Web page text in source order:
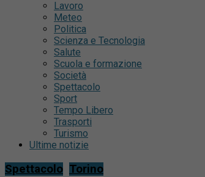
Lavoro
Meteo
Politica
Scienza e Tecnologia
Salute
Scuola e formazione
Società
Spettacolo
Sport
Tempo Libero
Trasporti
Turismo
Ultime notizie
Spettacolo Torino